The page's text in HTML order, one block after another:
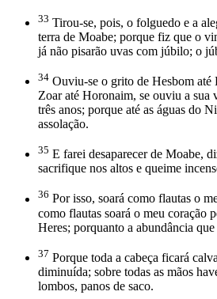
33 Tirou-se, pois, o folguedo e a
terra de Moabe; porque fiz que o
já não pisarão uvas com júbilo; o
34 Ouviu-se o grito de Hesbom até
Zoar até Horonaim, se ouviu a sua
três anos; porque até as águas do
assolação.
35 E farei desaparecer de Moabe,
sacrifique nos altos e queime
36 Por isso, soará como flautas o
como flautas soará o meu coração
Heres; porquanto a abundância
37 Porque toda a cabeça ficará
diminuída; sobre todas as mãos
lombos, panos de saco.